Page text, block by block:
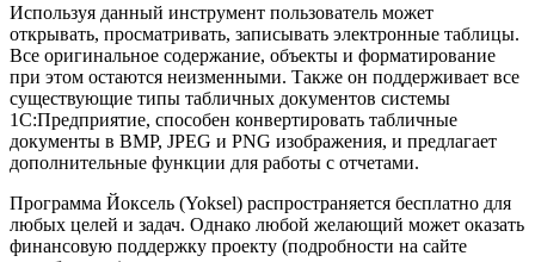
Используя данный инструмент пользователь может
открывать, просматривать, записывать электронные таблицы.
Все оригинальное содержание, объекты и форматирование
при этом остаются неизменными. Также он поддерживает все
существующие типы табличных документов системы
1С:Предприятие, способен конвертировать табличные
документы в BMP, JPEG и PNG изображения, и предлагает
дополнительные функции для работы с отчетами.
Программа Йоксель (Yoksel) распространяется бесплатно для
любых целей и задач. Однако любой желающий может оказать
финансовую поддержку проекту (подробности на сайте